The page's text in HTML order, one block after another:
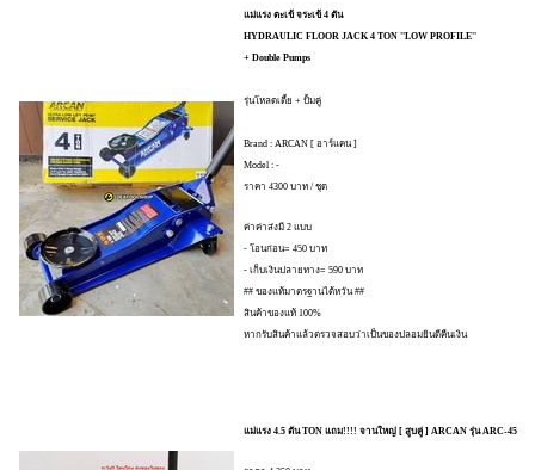
แม่แรง ตะเข้ จระเข้ 4 ตัน
HYDRAULIC FLOOR JACK 4 TON ''LOW PROFILE''
+ Double Pumps
รุ่นโหลดเตี้ย + ปั้มคู่
Brand : ARCAN [ อาร์แคน ]
Model : -
ราคา 4300 บาท / ชุด
ค่าค่าส่งมี 2 แบบ
- โอนก่อน= 450 บาท
- เก็บเงินปลายทาง= 590 บาท
## ของแท้มาตรฐานไต้หวัน ##
สินค้าของแท้ 100%
หากรับสินค้าแล้วตรวจสอบว่าเป็นของปลอมยินดีคืนเงิน
แม่แรง 4.5 ตัน TON แถม!!!! จานใหญ่ [ สูบคู่ ] ARCAN รุ่น ARC-450